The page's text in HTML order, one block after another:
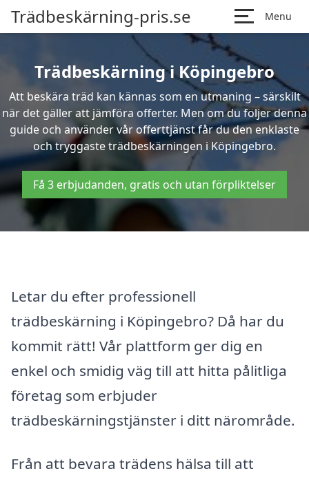
Trädbeskärning-pris.se Menu
Trädbeskärning i Köpingebro
Att beskära träd kan kännas som en utmaning – särskilt
när det gäller att jämföra offerter. Men om du följer denna
guide och använder vår offerttjänst får du den enklaste
och tryggaste trädbeskärningen i Köpingebro.
Få 3 erbjudanden, gratis och utan förpliktelser
Letar du efter professionell
trädbeskärning i Köpingebro? Då har du
kommit rätt! Vår plattform ger dig en
enkel och smidig väg till att hitta pålitliga
företag som erbjuder
trädbeskärningstjänster i ditt närområde.
Från att bevara trädens hälsa till att